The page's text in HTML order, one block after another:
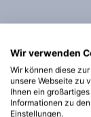
Wir verwenden
Wir können diese
unsere Webseite zu
Ihnen ein
Informationen zu
Einstellungen.